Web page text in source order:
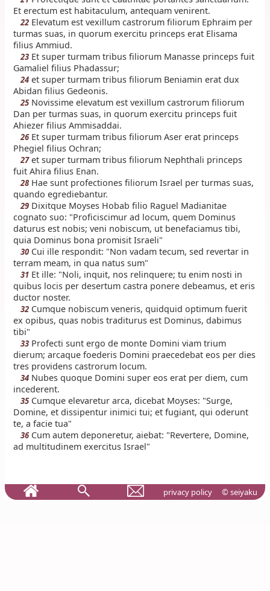
Et erectum est habitaculum, antequam venirent.
22 Elevatum est vexillum castrorum filiorum Ephraim per
turmas suas, in quorum exercitu princeps erat Elisama
filius Ammiud.
23 Et super turmam tribus filiorum Manasse princeps fuit
Gamaliel filius Phadassur;
24 et super turmam tribus filiorum Beniamin erat dux
Abidan filius Gedeonis.
25 Novissime elevatum est vexillum castrorum filiorum
Dan per turmas suas, in quorum exercitu princeps fuit
Ahiezer filius Ammisaddai.
26Et super turmam tribus filiorum Aser erat princeps
Phegiel filius Ochran;
27et super turmam tribus filiorum Nephthali princeps
fuit Ahira filius Enan.
28 Hae sunt profectiones filiorum Israel per turmas suas,
quando egrediebantur.
29 Dixitque Moyses Hobab filio Raguel Madianitae
cognato suo: "Proficiscimur ad locum, quem Dominus
daturus est nobis; veni nobiscum, ut benefaciamus tibi,
quia Dominus bona promisit Israeli"
30 Cui ille respondit: "Non vadam tecum, sed revertar in
terram meam, in qua natus sum"
31 Et ille: "Noli, inquit, nos relinquere; tu enim nosti in
quibus locis per desertum castra ponere debeamus, et eris
ductor noster.
32 Cumque nobiscum veneris, quidquid optimum fuerit
ex opibus, quas nobis traditurus est Dominus, dabimus
tibi"
33 Profecti sunt ergo de monte Domini viam trium
dierum; arcaque foederis Domini praecedebat eos per dies
tres providens castrorum locum.
34 Nubes quoque Domini super eos erat per diem, cum
incederent.
35 Cumque elevaretur arca, dicebat Moyses: "Surge,
Domine, et dissipentur inimici tui; et fugiant, qui oderunt
te, a facie tua"
36Cum autem deponeretur, aiebat: "Revertere, Domine,
ad multitudinem exercitus Israel"
privacy policy © seiyaku